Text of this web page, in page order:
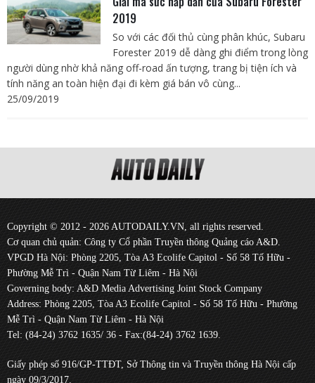
2019
So với các đối thủ cùng phân khúc, Subaru
Forester 2019 dễ dàng ghi điểm trong lòng
người dùng nhờ khả năng off-road ấn tượng, trang bị tiện ích và
tính năng an toàn hiện đại đi kèm giá bán vô cùng...
25/09/2019
Copyright © 2012 - 2026 AUTODAILY.VN, all rights reserved.
Cơ quan chủ quản: Công ty Cổ phần Truyền thông Quảng cáo A&D.
VPGD Hà Nội: Phòng 2205, Tòa A3 Ecolife Capitol - Số 58 Tố Hữu -
Phường Mễ Trì - Quận Nam Từ Liêm - Hà Nội
Governing body: A&D Media Advertising Joint Stock Company
Address: Phòng 2205, Tòa A3 Ecolife Capitol - Số 58 Tố Hữu - Phường
Mễ Trì - Quận Nam Từ Liêm - Hà Nội
Tel: (84-24) 3762 1635/ 36 - Fax:(84-24) 3762 1639.
Giấy phép số 916/GP-TTĐT, Sở Thông tin và Truyền thông Hà Nội cấp
ngày 09/3/2017.